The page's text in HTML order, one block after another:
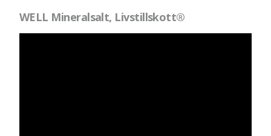
WELL Mineralsalt, Livstillskott®